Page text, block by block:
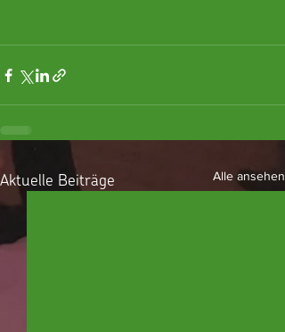
Aktuelle Beiträge Alle ansehen